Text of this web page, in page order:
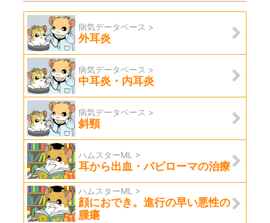
病気データベース >
外耳炎
病気データベース >
中耳炎・内耳炎
病気データベース >
斜頸
ハムスターML >
耳から出血・パピローマの治療
ハムスターML >
顔におでき。進行の早い悪性の
腫瘍